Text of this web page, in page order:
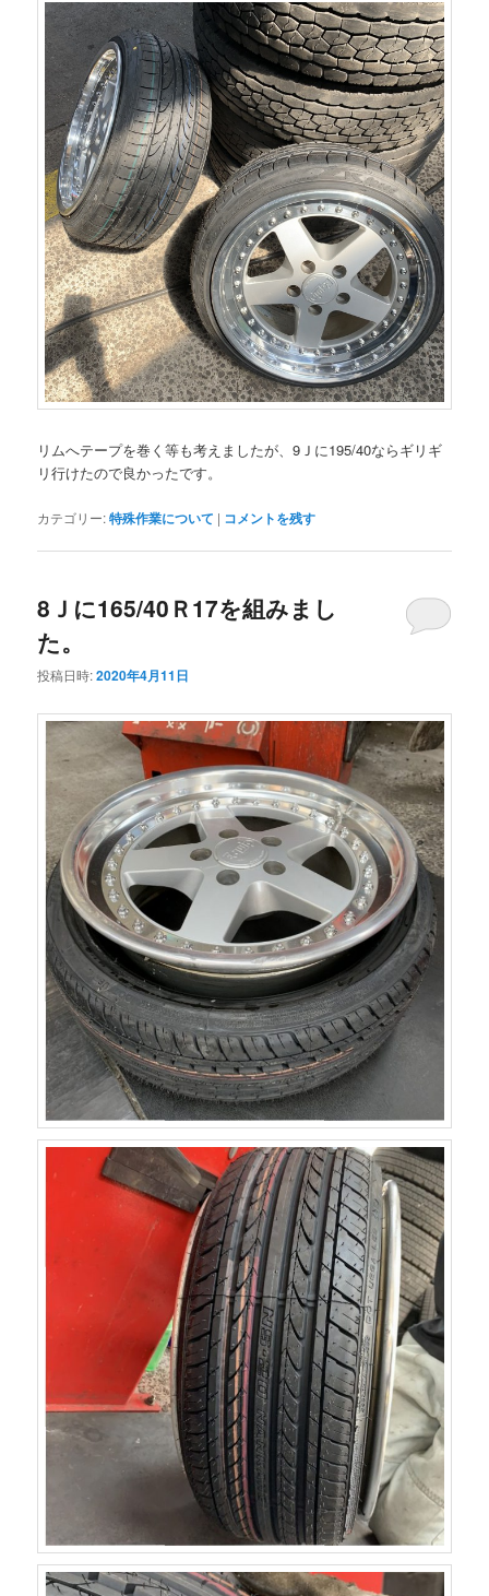
リムへテープを巻く等も考えましたが、9Ｊに195/40ならギリギ
リ行けたので良かったです。
カテゴリー:特殊作業について | コメントを残す
8Ｊに165/40Ｒ17を組みまし
た。
投稿日時:2020年4月11日